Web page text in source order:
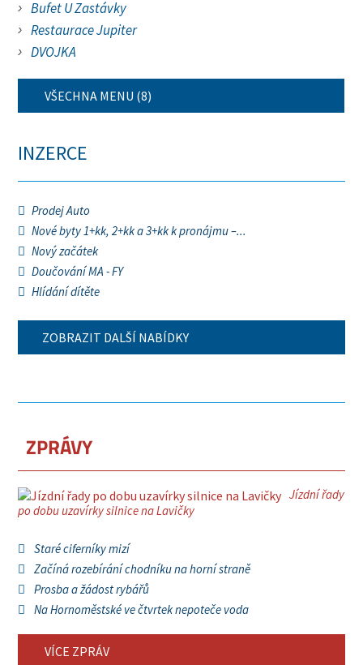
Bufet U Zastávky
Restaurace Jupiter
DVOJKA
VŠECHNA MENU (8)
INZERCE
Prodej Auto
Nové byty 1+kk, 2+kk a 3+kk k pronájmu –...
Nový začátek
Doučování MA - FY
Hlídání dítěte
ZOBRAZIT DALŠÍ NABÍDKY
ZPRÁVY
Jízdní řady
po dobu uzavírky silnice na Lavičky
Staré ciferníky mizí
Začíná rozebírání chodníku na horní straně
Prosba a žádost rybářů
Na Hornoměstské ve čtvrtek nepoteče voda
VÍCE ZPRÁV